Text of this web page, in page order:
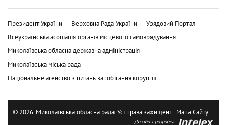
Президент України Верховна Рада України
Урядовий Портал
Всеукраїнська асоціація органів місцевого самоврядування
Миколаївська обласна державна адміністрація
Миколаївська міська рада
Національне агенство з питань запобігання корупції
© 2026. Миколаївська обласна рада. Усі права захищені. | Мапа Сайту
Дизайн і розробка